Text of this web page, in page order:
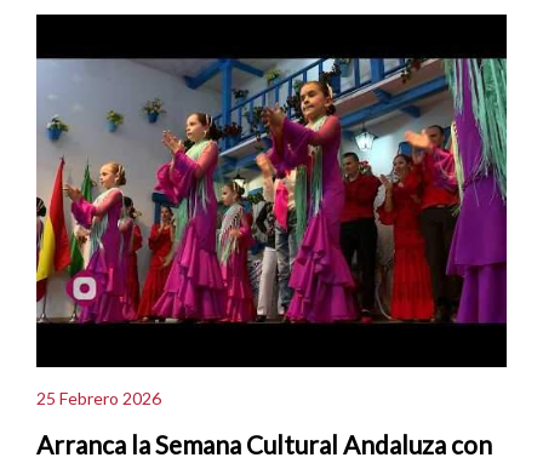
25 Febrero 2026
Arranca la Semana Cultural Andaluza con